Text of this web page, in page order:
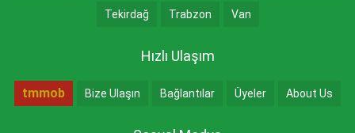
Tekirdağ Trabzon Van
Hızlı Ulaşım
tmmob Bize Ulaşın Bağlantılar Üyeler About Us